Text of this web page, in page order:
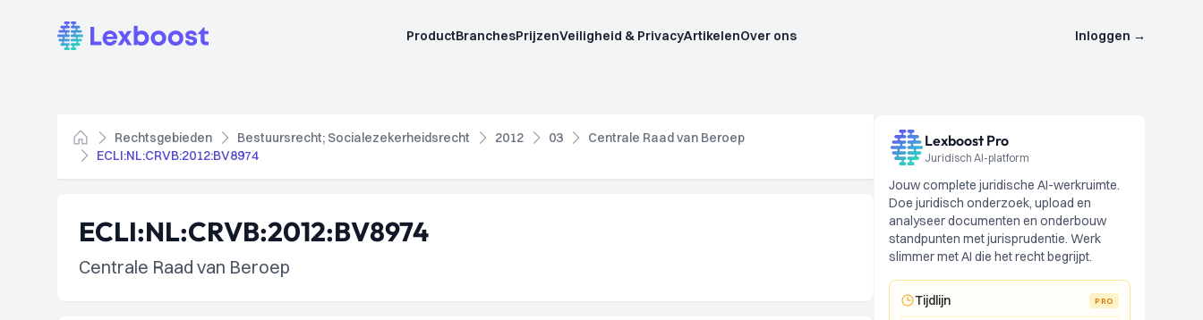
Lexboost ProductBranchesPrijzenVeiligheid & PrivacyArtikelenOver ons Inloggen →
Home
Rechtsgebieden Bestuursrecht; Socialezekerheidsrecht 2012 03
Centrale Raad van Beroep
ECLI:NL:CRVB:2012:BV8974
ECLI:NL:CRVB:2012:BV8974
Centrale Raad van Beroep
Lexboost Pro
Juridisch AI-platform
Jouw complete juridische AI-werkruimte.
Doe juridisch onderzoek, upload en
analyseer documenten en onderbouw
standpunten met jurisprudentie. Werk
slimmer met AI die het recht begrijpt.
Tijdlijn PRO